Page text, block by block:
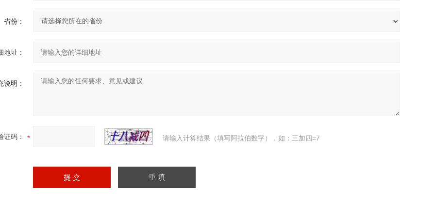
省份：
地址：
说明：
证码： 请输入计算结果（填写阿拉伯数字），如：三加四=7